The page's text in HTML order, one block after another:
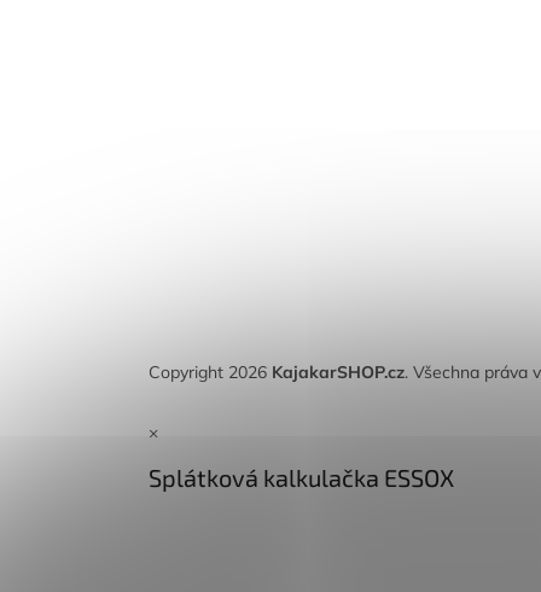
Copyright 2026 KajakarSHOP.cz. Všechna práva
×
Splátková kalkulačka ESSOX